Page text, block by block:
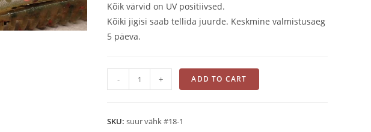
Kõik värvid on UV positiivsed.
Kõiki jigisi saab tellida juurde. Keskmine valmistusaeg
5 päeva.
Vähiimitatsioon
2,5"10tk
#19
- + ADD TO CART
SKU:suur vähk #18-1